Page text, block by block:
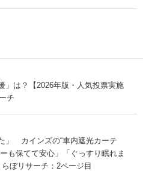
」は？【2026年版・人気投票実施
チ
」 カインズの“車内遮光カーテ
も保てて安心」「ぐっすり眠れま
ぼリサーチ：2ページ目